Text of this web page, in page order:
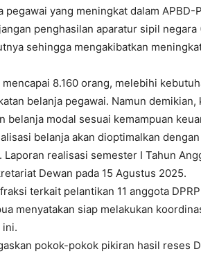
pegawai yang meningkat dalam APBD-
penghasilan aparatur sipil
sehingga mengakibatkan
mencapai 8.160 orang, melebihi
belanja pegawai. Namun
belanja modal sesuai kemampuan
belanja akan dioptimalkan
realisasi semester I Tahun
Dewan pada 15 Agustus 2025.
terkait pelantikan 11 anggota
menyatakan siap melakukan
ini.
pokok-pokok pikiran hasil reses